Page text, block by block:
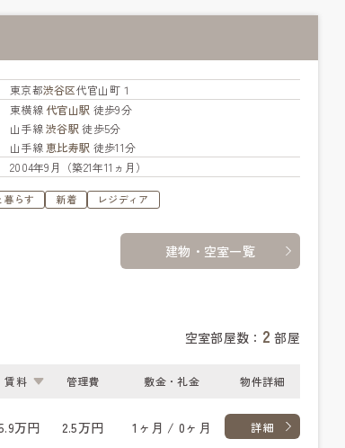
東京都渋谷区代官山町１
東横線 代官山駅 徒歩9分
山手線渋谷駅 徒歩5分
山手線 恵比寿駅 徒歩11分
2004年9月（築21年11ヵ月）
暮らす 新着 レジディア
建物・空室一覧
空室部屋数： 2 部屋
賃料 管理費 敷金・礼金 物件詳細
詳細
万円 2.5万円 1ヶ月 / 0ヶ月